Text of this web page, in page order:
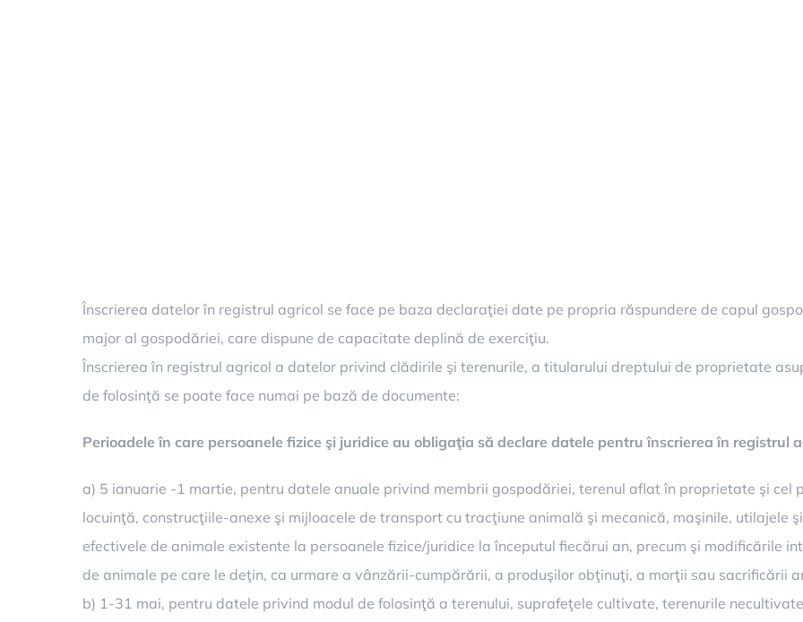
Înscrierea datelor în registrul agricol se face pe baza declaraţiei date pe propria răspundere de capul
major al gospodăriei, care dispune de capacitate deplină de exerciţiu.
Înscrierea în registrul agricol a datelor privind clădirile şi terenurile, a titularului dreptului de proprietate
de folosinţă se poate face numai pe bază de documente:
Perioadele în care persoanele fizice şi juridice au obligaţia să declare datele pentru înscrierea în registrul
a) 5 ianuarie -1 martie, pentru datele anuale privind membrii gospodăriei, terenul aflat în proprietate şi cel
locuinţă, construcţiile-anexe şi mijloacele de transport cu tracţiune animală şi mecanică, maşinile, utilajele
efectivele de animale existente la persoanele fizice/juridice la începutul fiecărui an, precum şi modificările
de animale pe care le deţin, ca urmare a vânzării-cumpărării, a produşilor obţinuţi, a morţii sau sacrificării
b) 1-31 mai, pentru datele privind modul de folosinţă a terenului, suprafeţele cultivate, terenurile